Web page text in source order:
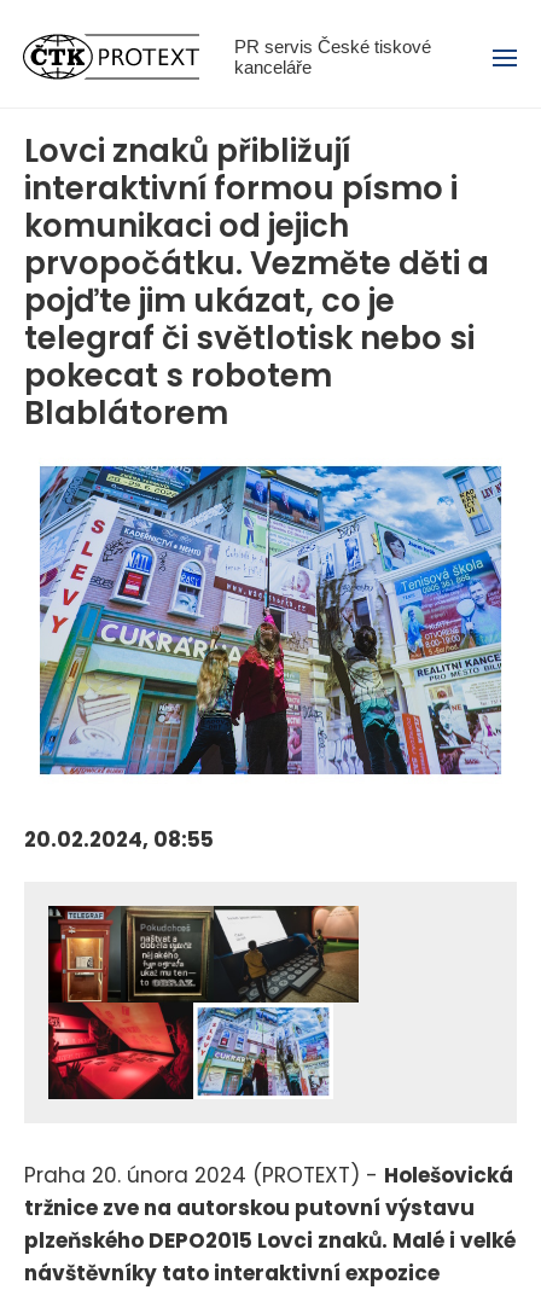
PR servis České tiskové
kanceláře
Menu
Lovci znaků přibližují
interaktivní formou písmo i
komunikaci od jejich
prvopočátku. Vezměte děti a
pojďte jim ukázat, co je
telegraf či světlotisk nebo si
pokecat s robotem
Blablátorem
20.02.2024, 08:55
Praha 20. února 2024 (PROTEXT) - Holešovická
tržnice zve na autorskou putovní výstavu
plzeňského DEPO2015 Lovci znaků. Malé i velké
návštěvníky tato interaktivní expozice